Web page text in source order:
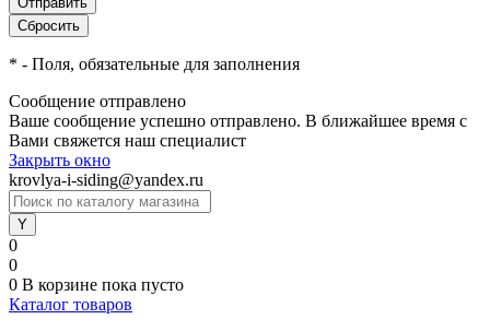
* - Поля, обязательные для заполнения
Сообщение отправлено
Ваше сообщение успешно отправлено. В ближайшее время с
Вами свяжется наш специалист
Закрыть окно
krovlya-i-siding@yandex.ru
0
0
0 В корзине пока пусто
Каталог товаров